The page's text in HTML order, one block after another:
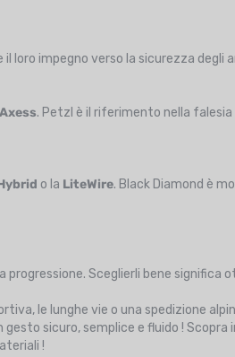
loro impegno verso la sicurezza degli
. Petzl è il riferimento nella
o la LiteWire. Black Diamond è
progressione. Sceglierli bene significa
le lunghe vie o una spedizione
sicuro, semplice e fluido ! Scopra
!